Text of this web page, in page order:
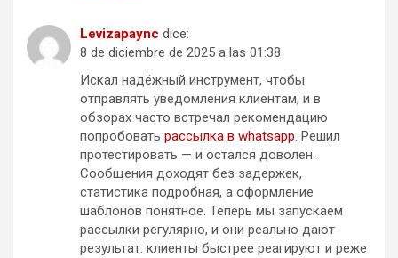
Levizapaync dice:
8 de diciembre de 2025 a las 01:38
Искал надёжный инструмент, чтобы
отправлять уведомления клиентам, и в
обзорах часто встречал рекомендацию
попробовать рассылка в whatsapp. Решил
протестировать — и остался доволен.
Сообщения доходят без задержек,
статистика подробная, а оформление
шаблонов понятное. Теперь мы запускаем
рассылки регулярно, и они реально дают
результат: клиенты быстрее реагируют и реже